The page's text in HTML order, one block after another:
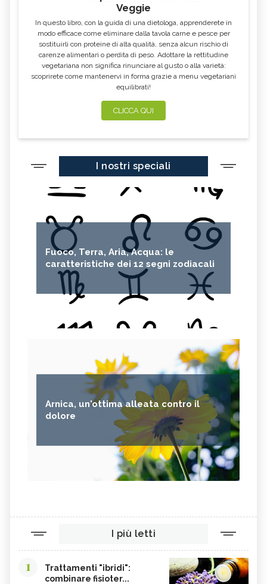
Veggie
In questo libro, con la guida di una dietologa, apprenderete in
modo efficace come eliminare dalla tavola carne e pesce per
sostituirli con proteine di alta qualità, senza alcun rischio di
carenze alimentari o perdita di peso. Adottare la rettitudine
vegetariana non significa rinunciare al gusto o alla varietà:
scoprirete come mantenervi in forma grazie a menu vegetariani
equilibrati!
CLICCA QUI
I nostri speciali
Fuoco, Terra, Aria, Acqua: le
caratteristiche dei 12 segni zodiacali
Arnica, un'ottima alleata contro il
dolore
I più letti
1
Trattamenti "ibridi":
combinare fisioter...